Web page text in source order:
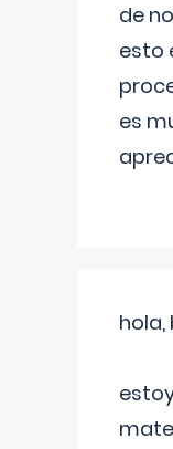
de
esto
es
hola,